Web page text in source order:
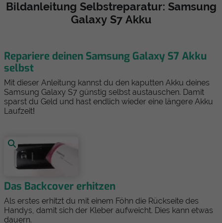
Bildanleitung Selbstreparatur: Samsung
Galaxy S7 Akku
Repariere deinen Samsung Galaxy S7 Akku
selbst
Mit dieser Anleitung kannst du den kaputten Akku deines
Samsung Galaxy S7 günstig selbst austauschen. Damit
sparst du Geld und hast endlich wieder eine längere Akku
Laufzeit!
Das Backcover erhitzen
Als erstes erhitzt du mit einem Föhn die Rückseite des
Handys, damit sich der Kleber aufweicht. Dies kann etwas
dauern.